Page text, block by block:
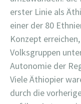
erster Linie als
einer der 80
Konzept
Volksgruppen
Autonomie der
Viele Äthiopier
durch die